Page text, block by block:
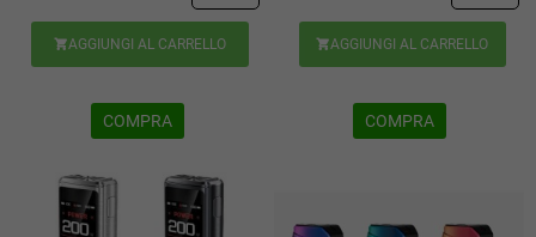
AGGIUNGI AL CARRELLO
COMPRA
AGGIUNGI AL CARRELLO
COMPRA